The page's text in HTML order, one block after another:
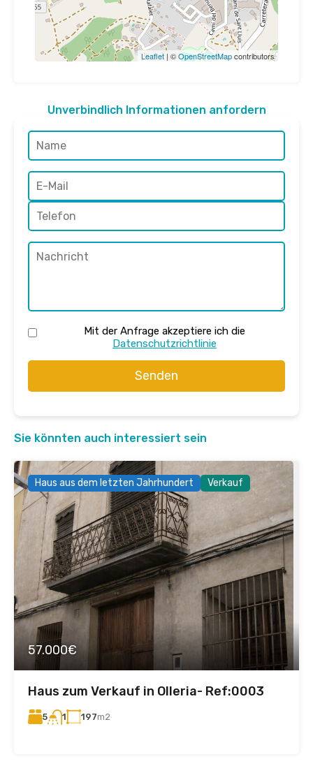
Leaflet | ©OpenStreetMapcontributors
Unverbindlich Informationen anfordern
Mit der Anfrage akzeptiere ich die
Datenschutzrichtlinie
Senden
Sie könnten auch interessiert sein
Haus aus dem letzten Jahrhundert Verkauf
57.000€
Haus zum Verkauf in Olleria- Ref:0003
5 1 197m2